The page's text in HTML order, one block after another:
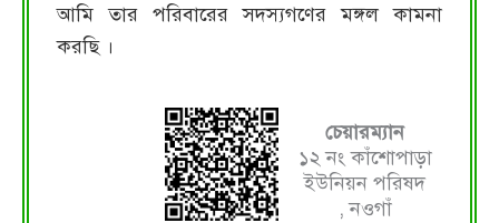
আমি তার পরিবারের সদস্যগণের মঙ্গল কামনা
করছি ।
চেয়ারম্যান
১২ নং কাঁশোপাড়া
ইউনিয়ন পরিষদ
, নওগাঁ